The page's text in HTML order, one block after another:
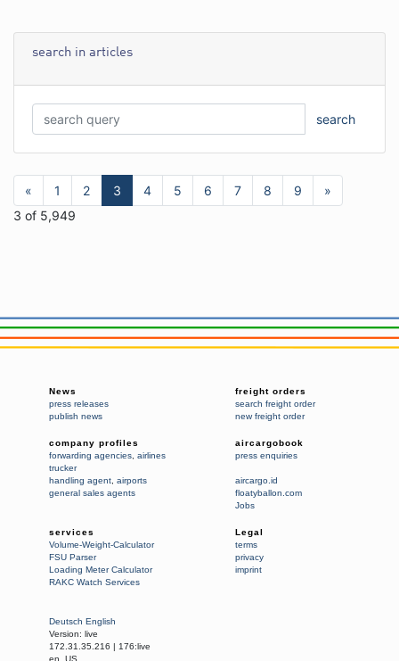
search in articles
search
« 1 2 3 4 5 6 7 8 9
»
3 of 5,949
News
press releases
publish news
freight orders
search freight order
new freight order
company profiles
forwarding agencies, airlines
trucker
handling agent, airports
general sales agents
aircargobook
press enquiries
aircargo.id
floatyballon.com
Jobs
services
Volume-Weight-Calculator
FSU Parser
Loading Meter Calculator
RAKC Watch Services
Legal
terms
privacy
imprint
Deutsch English
Version: live
172.31.35.216 | 176:live
en_US